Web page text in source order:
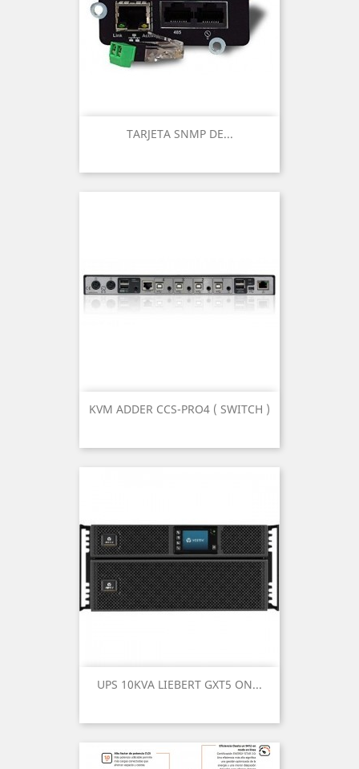
TARJETA SNMP DE...
KVM ADDER CCS-PRO4 ( SWITCH )
UPS 10KVA LIEBERT GXT5 ON...